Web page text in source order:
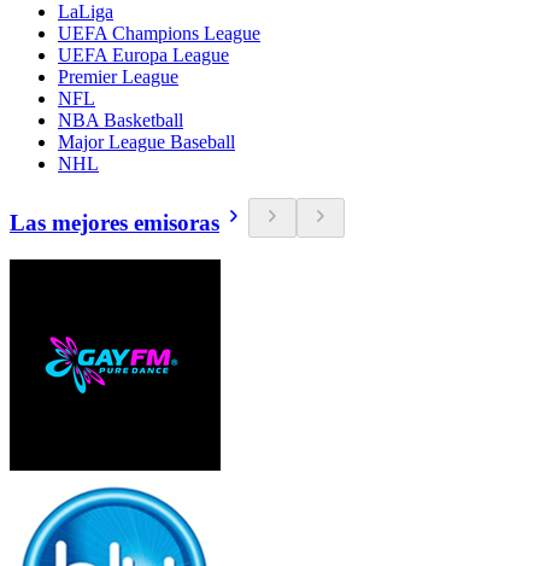
LaLiga
UEFA Champions League
UEFA Europa League
Premier League
NFL
NBA Basketball
Major League Baseball
NHL
Las mejores emisoras